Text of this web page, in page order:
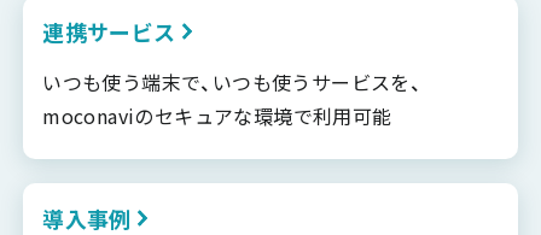
連携サービス
いつも使う端末で、いつも使うサービスを、
moconaviのセキュアな環境で利用可能
導入事例